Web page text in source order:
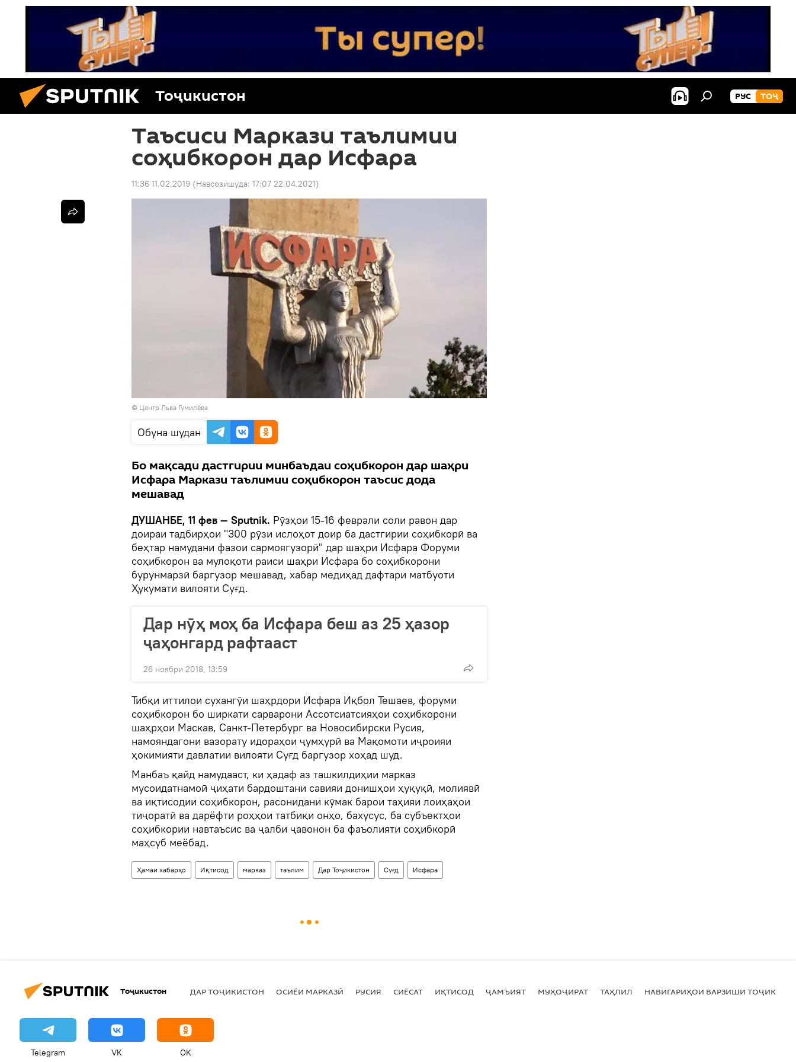
Тоҷикистон РУС ТОҶ
Таъсиси Маркази таълимии
соҳибкорон дар Исфара
11:36 11.02.2019 (Навсозишуда: 17:07 22.04.2021)
© Центр Льва Гумилёва
Обуна шудан
Бо мақсади дастгирии минбаъдаи соҳибкорон дар шаҳри
Исфара Маркази таълимии соҳибкорон таъсис дода
мешавад
ДУШАНБЕ, 11 фев — Sputnik. Рӯзҳои 15-16 феврали соли равон дар
доираи тадбирҳои "300 рӯзи ислоҳот доир ба дастгирии соҳибкорӣ ва
беҳтар намудани фазои сармоягузорӣ" дар шаҳри Исфара Форуми
соҳибкорон ва мулоқоти раиси шаҳри Исфара бо соҳибкорони
бурунмарзӣ баргузор мешавад, хабар медиҳад дафтари матбуоти
Ҳукумати вилояти Суғд.
Дар нӯҳ моҳ ба Исфара беш аз 25 ҳазор
ҷаҳонгард рафтааст
26 ноябри 2018, 13:59
Тибқи иттилои сухангӯи шаҳрдори Исфара Иқбол Тешаев, форуми
соҳибкорон бо ширкати сарварони Ассотсиатсияҳои соҳибкорони
шаҳрҳои Маскав, Санкт-Петербург ва Новосибирски Русия,
намояндагони вазорату идораҳои ҷумҳурӣ ва Мақомоти иҷроияи
ҳокимияти давлатии вилояти Суғд баргузор хоҳад шуд.
Манбаъ қайд намудааст, ки ҳадаф аз ташкилдиҳии марказ
мусоидатнамоӣ ҷиҳати бардоштани савияи донишҳои ҳуқуқӣ, молиявӣ
ва иқтисодии соҳибкорон, расонидани кӯмак барои таҳияи лоиҳаҳои
тиҷоратӣ ва дарёфти роҳҳои татбиқи онҳо, бахусус, ба субъектҳои
соҳибкории навтаъсис ва ҷалби ҷавонон ба фаъолияти соҳибкорӣ
маҳсуб меёбад.
Ҳамаи хабарҳо Иқтисод марказ таълим Дар Тоҷикистон Суғд Исфара
Тоҷикистон ДАР ТОҶИКИСТОН ОСИЁИ МАРКАЗӢ РУСИЯ СИЁСАТ ИҚТИСОД ҶАМЪИЯТ МУҲОҶИРАТ ТАҲЛИЛ НАВИГАРИҲОИ ВАРЗИШИ
Telegram VK OK